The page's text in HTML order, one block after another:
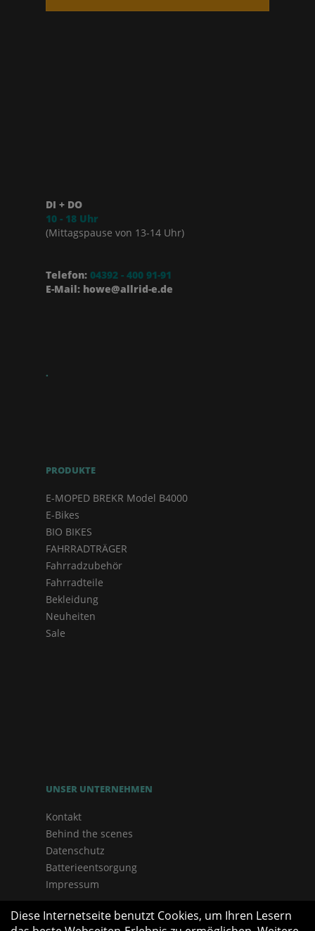
DI + DO
10 - 18 Uhr
(Mittagspause von 13-14 Uhr)
Telefon: 04392 - 400 91-91
E-Mail: howe@allrid-e.de
.
PRODUKTE
E-MOPED BREKR Model B4000
E-Bikes
BIO BIKES
FAHRRADTRÄGER
Fahrradzubehör
Fahrradteile
Bekleidung
Neuheiten
Sale
UNSER UNTERNEHMEN
Kontakt
Behind the scenes
Datenschutz
Batterieentsorgung
Impressum
Diese Internetseite benutzt Cookies, um Ihren Lesern